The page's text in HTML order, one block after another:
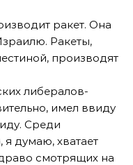
ракет. Она
Ракеты,
производят
либералов-
имел ввиду
Среди
я думаю, хватает
смотрящих на